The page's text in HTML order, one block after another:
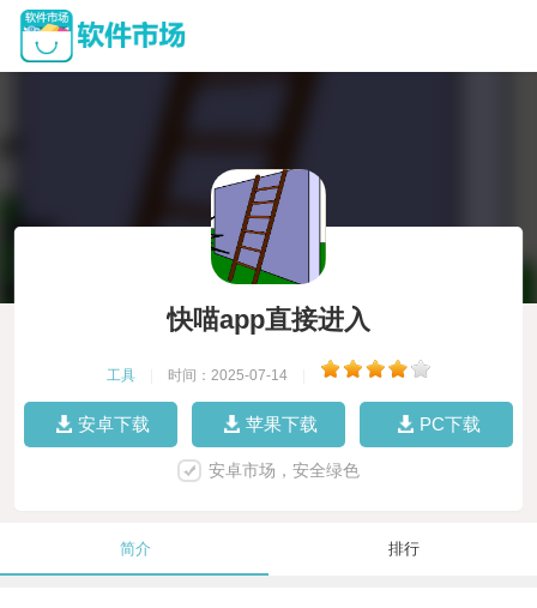
快喵app直接进入
工具 时间：2025-07-14
安卓下载 苹果下载 PC下载
安卓市场，安全绿色
简介 排行